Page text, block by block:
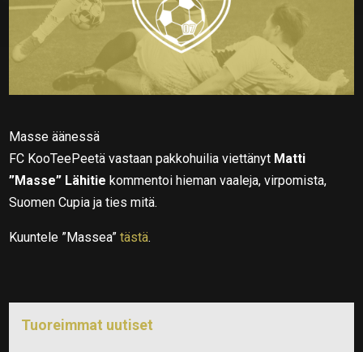
Masse äänessä
FC KooTeePeetä vastaan pakkohuilia viettänyt Matti
”Masse” Lähitiekommentoi hieman vaaleja, virpomista,
Suomen Cupia ja ties mitä.
Kuuntele ”Massea”tästä.
Tuoreimmat uutiset